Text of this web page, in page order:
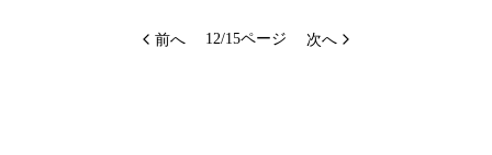
前へ 12/15ページ 次へ